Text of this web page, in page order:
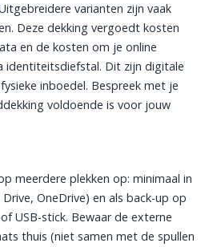
varianten zijn vaak
Deze dekking vergoedt kosten
en de kosten om je online
identiteitsdiefstal. Dit zijn digitale
inboedel. Bespreek met je
voldoende is voor jouw
meerdere plekken op: minimaal in
OneDrive) en als back-up op
USB-stick. Bewaar de externe
thuis (niet samen met de spullen